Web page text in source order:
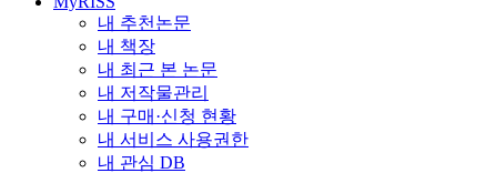
내 추천논문
내 책장
내 최근 본 논문
내 저작물관리
내 구매·신청 현황
내 서비스 사용권한
내 관심 DB